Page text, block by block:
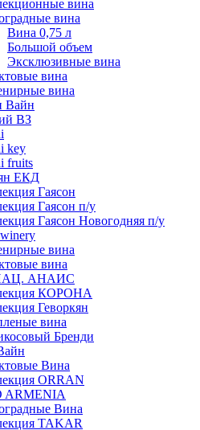
вина
вина
Вина 0,75 л
Большой объем
Эксклюзивные вина
вина
вина
Вайн
ВЗ
key
fruits
ЕКД
Гаясон
Гаясон п/у
Гаясон Новогодняя п/у
вина
вина
АНАИС
КОРОНА
Геворкян
вина
Бренди
Вина
ORRAN
ARMENIA
Вина
TAKAR